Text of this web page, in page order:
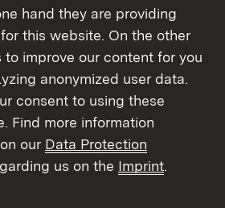
des Bundes und der EU
Naturschutzprojekten –
des Bundes und der EU
hand they are providing
this website. On the other
improve our content for you
anonymized user data.
consent to using these
Find more information
our Data Protection
us on the Imprint.